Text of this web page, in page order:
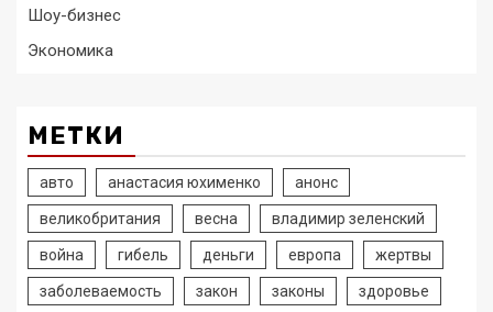
Шоу-бизнес
Экономика
МЕТКИ
авто анастасия юхименко анонс
великобритания весна владимир зеленский
война гибель деньги европа жертвы
заболеваемость закон законы здоровье